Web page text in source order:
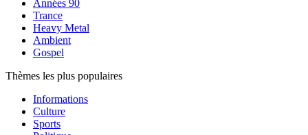
Années 90
Trance
Heavy Metal
Ambient
Gospel
Thèmes les plus populaires
Informations
Culture
Sports